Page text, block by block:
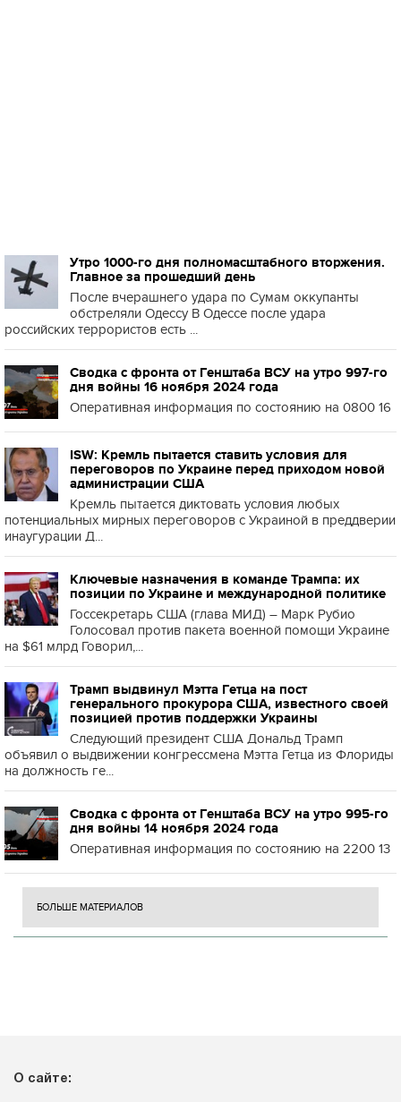
Утро 1000-го дня полномасштабного вторжения.
Главное за прошедший день
После вчерашнего удара по Сумам оккупанты
обстреляли Одессу В Одессе после удара
российских террористов есть ...
Сводка с фронта от Генштаба ВСУ на утро 997-го
дня войны 16 ноября 2024 года
Оперативная информация по состоянию на 0800 16
ISW: Кремль пытается ставить условия для
переговоров по Украине перед приходом новой
администрации США
Кремль пытается диктовать условия любых
потенциальных мирных переговоров с Украиной в преддверии
инаугурации Д...
Ключевые назначения в команде Трампа: их
позиции по Украине и международной политике
Госсекретарь США (глава МИД) – Марк Рубио
Голосовал против пакета военной помощи Украине
на $61 млрд Говорил,...
Трамп выдвинул Мэтта Гетца на пост
генерального прокурора США, известного своей
позицией против поддержки Украины
Следующий президент США Дональд Трамп
объявил о выдвижении конгрессмена Мэтта Гетца из Флориды
на должность ге...
Сводка с фронта от Генштаба ВСУ на утро 995-го
дня войны 14 ноября 2024 года
Оперативная информация по состоянию на 2200 13
БОЛЬШЕ МАТЕРИАЛОВ
О сайте: